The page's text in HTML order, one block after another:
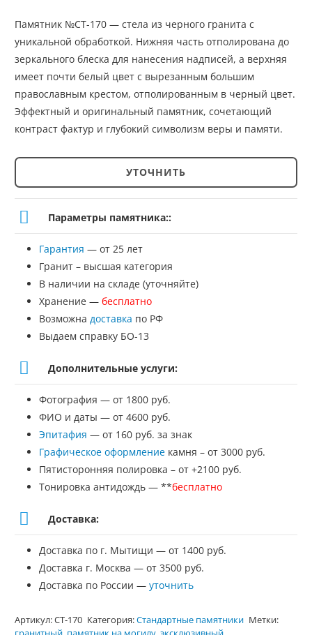
Памятник №СТ-170 — стела из черного гранита с
уникальной обработкой. Нижняя часть отполирована до
зеркального блеска для нанесения надписей, а верхняя
имеет почти белый цвет с вырезанным большим
православным крестом, отполированным в черный цвет.
Эффектный и оригинальный памятник, сочетающий
контраст фактур и глубокий символизм веры и памяти.
Количество
товара
Памятник
№СТ-170
УТОЧНИТЬ
Параметры памятника::
Гарантия — от 25 лет
Гранит – высшая категория
В наличии на складе (уточняйте)
Хранение — бесплатно
Возможна доставка по РФ
Выдаем справку БО-13
Дополнительные услуги:
Фотография — от 1800 руб.
ФИО и даты — от 4600 руб.
Эпитафия — от 160 руб. за знак
Графическое оформление камня – от 3000 руб.
Пятисторонняя полировка – от +2100 руб.
Тонировка антидождь — **бесплатно
Доставка:
Доставка по г. Мытищи — от 1400 руб.
Доставка г. Москва — от 3500 руб.
Доставка по России — уточнить
Артикул:СТ-170 Категория:Стандартные памятники Метки: